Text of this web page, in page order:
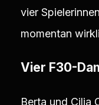
vier
momentan
Vier F30-
Berta und Cilia